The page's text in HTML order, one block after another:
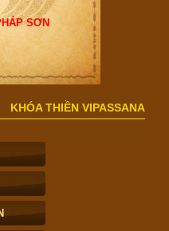
SƠN
KHÓA THIỀN VIPASSANA